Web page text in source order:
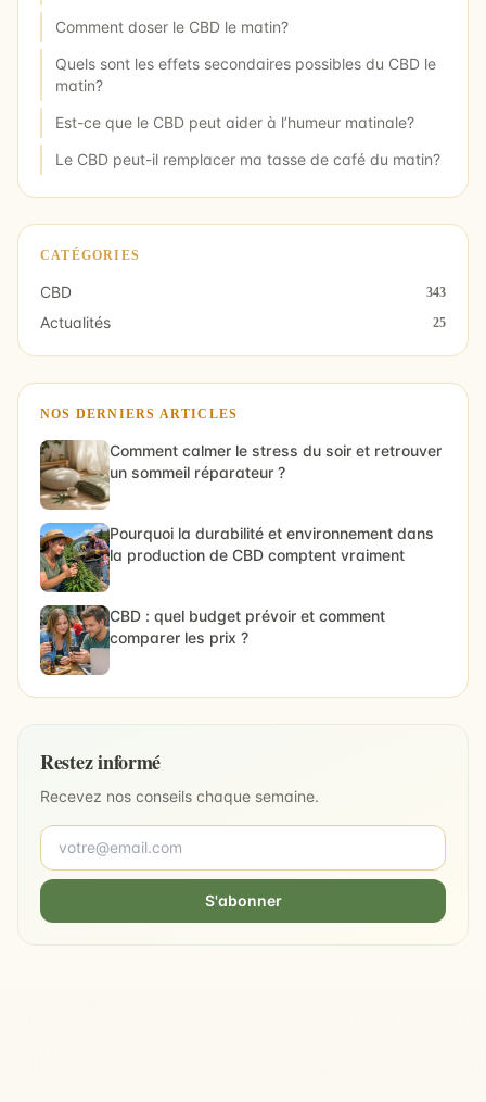
Comment doser le CBD le matin?
Quels sont les effets secondaires possibles du CBD le
matin?
Est-ce que le CBD peut aider à l’humeur matinale?
Le CBD peut-il remplacer ma tasse de café du matin?
CATÉGORIES
CBD 343
Actualités 25
NOS DERNIERS ARTICLES
Comment calmer le stress du soir et retrouver
un sommeil réparateur ?
Pourquoi la durabilité et environnement dans
la production de CBD comptent vraiment
CBD : quel budget prévoir et comment
comparer les prix ?
Restez informé
Recevez nos conseils chaque semaine.
S'abonner